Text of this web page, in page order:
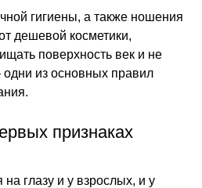
гигиены, а также ношения
дешевой косметики,
поверхность век и не
одни из основных правил
признаках
глазу и у взрослых, и у